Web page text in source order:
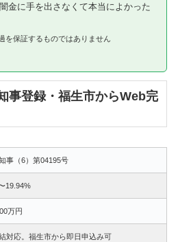
金に手を出さなくて本当によかった
を保証するものではありません
事登録・福生市からWeb完
事（6）第04195号
19.94%
万円
対応。福生市から即日申込み可